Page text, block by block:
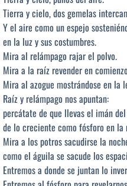
Tierra y cielo, dos gemelas
Y el aire como un espejo
en la luz y sus costumbres.
Mira al relámpago rajar el polvo.
Mira a la raíz revender en
Mira al azogue mostrándose en la
Raíz y relámpago nos apuntan:
percátate de que llevas el imán
de lo creciente como fósforo en la
Mira a los potros sacudirse la
como el águila se sacude los
Entremos a donde se juntan lo